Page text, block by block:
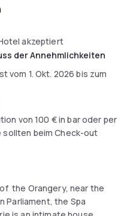
akzeptiert
der Annehmlichkeiten
vom 1. Okt. 2026 bis zum
von100 €in bar oder per
sollten beim Check-out
​​the Orangery, near the
Parliament, the Spa